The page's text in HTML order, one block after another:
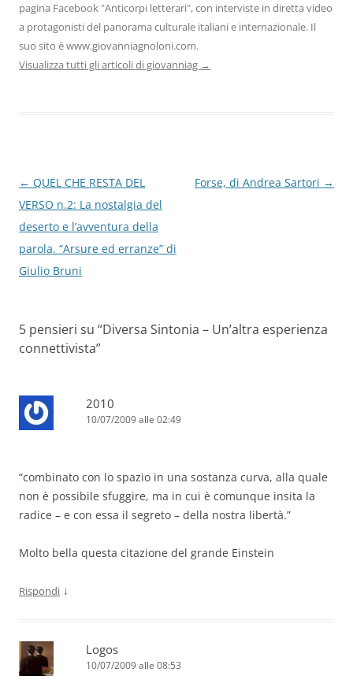
pagina Facebook "Anticorpi letterari", con interviste in diretta video
a protagonisti del panorama culturale italiani e internazionale. Il
suo sito è www.giovanniagnoloni.com.
Visualizza tutti gli articoli di giovanniag →
Navigazione
articolo
← QUEL CHE RESTA DEL
VERSO n.2: La nostalgia del
deserto e l’avventura della
parola. “Arsure ed erranze” di
Giulio Bruni
Forse, di Andrea Sartori →
5 pensieri su “Diversa Sintonia – Un’altra esperienza
connettivista”
2010
10/07/2009 alle 02:49
“combinato con lo spazio in una sostanza curva, alla quale
non è possibile sfuggire, ma in cui è comunque insita la
radice – e con essa il segreto – della nostra libertà.”
Molto bella questa citazione del grande Einstein
Rispondi ↓
Logos
10/07/2009 alle 08:53